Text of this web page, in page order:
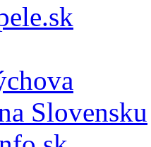
Slovensku